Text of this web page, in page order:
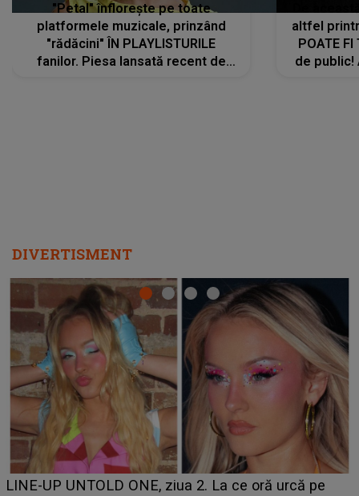
"Petal" înflorește pe toate
platformele muzicale, prinzând
"rădăcini" ÎN PLAYLISTURILE
fanilor. Piesa lansată recent de
altfel
POATE FI
de public!
DIVERTISMENT
Ce a dezvăluit noua concurentă din "Casa Iubirii" l-a